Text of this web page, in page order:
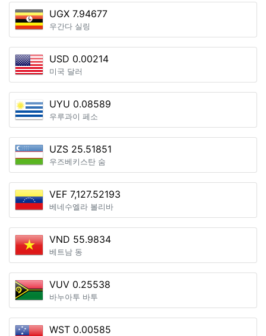
UGX 7.94677
우간다 실링
USD 0.00214
미국 달러
UYU 0.08589
우루과이 페소
UZS 25.51851
우즈베키스탄 숨
VEF 7,127.52193
베네수엘라 볼리바
VND 55.9834
베트남 동
VUV 0.25538
바누아투 바투
WST 0.00585